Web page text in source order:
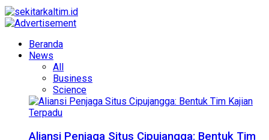
Beranda
News
All
Business
Science
Aliansi Penjaga Situs Cipujangga: Bentuk Tim